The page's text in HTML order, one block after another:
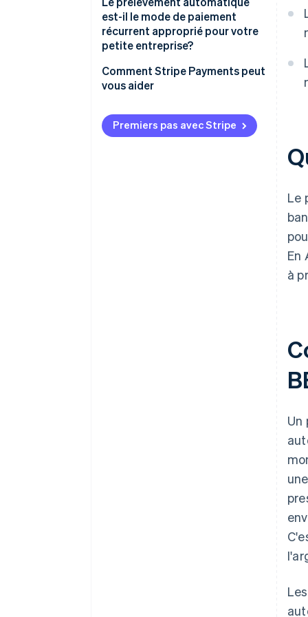
est-il le mode de paiement
récurrent approprié pour votre
petite entreprise?
Comment Stripe Payments peut
vous aider
Premiers pas avec Stripe
Le
En
à
Un